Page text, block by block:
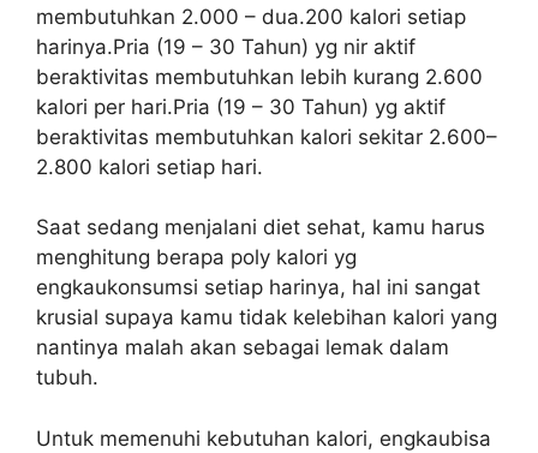
membutuhkan 2.000 – dua.200 kalori setiap
harinya.Pria (19 – 30 Tahun) yg nir aktif
beraktivitas membutuhkan lebih kurang 2.600
kalori per hari.Pria (19 – 30 Tahun) yg aktif
beraktivitas membutuhkan kalori sekitar 2.600–
2.800 kalori setiap hari.
Saat sedang menjalani diet sehat, kamu harus
menghitung berapa poly kalori yg
engkaukonsumsi setiap harinya, hal ini sangat
krusial supaya kamu tidak kelebihan kalori yang
nantinya malah akan sebagai lemak dalam
tubuh.
Untuk memenuhi kebutuhan kalori, engkaubisa